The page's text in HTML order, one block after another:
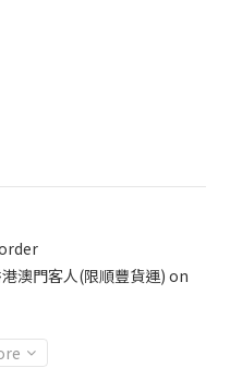
澳門客人(限順豐貨運) on